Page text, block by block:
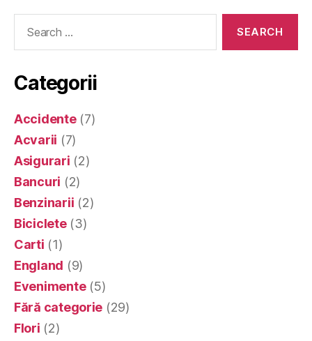
Categorii
Accidente(7)
Acvarii (7)
Asigurari (2)
Bancuri (2)
Benzinarii (2)
Biciclete(3)
Carti (1)
England (9)
Evenimente(5)
Fără categorie (29)
Flori (2)